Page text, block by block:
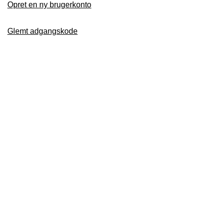
Opret en ny brugerkonto
Glemt adgangskode